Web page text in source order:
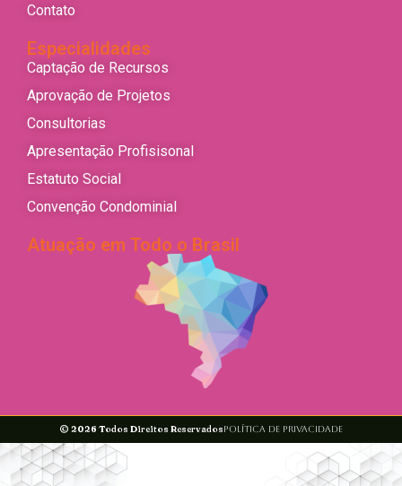
Contato
Especialidades
Captação de Recursos
Aprovação de Projetos
Consultorias
Apresentação Profisisonal
Estatuto Social
Convenção Condominial
Atuação em Todo o Brasil
© 2026 Todos Direitos ReservadosPolítica de privacidade